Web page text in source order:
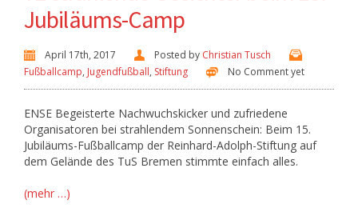
Jubiläums-Camp
April 17th, 2017 Posted by Christian Tusch
Fußballcamp, Jugendfußball, Stiftung No Comment yet
ENSE Begeisterte Nachwuchskicker und zufriedene
Organisatoren bei strahlendem Sonnenschein: Beim 15.
Jubiläums-Fußballcamp der Reinhard-Adolph-Stiftung auf
dem Gelände des TuS Bremen stimmte einfach alles.
(mehr …)